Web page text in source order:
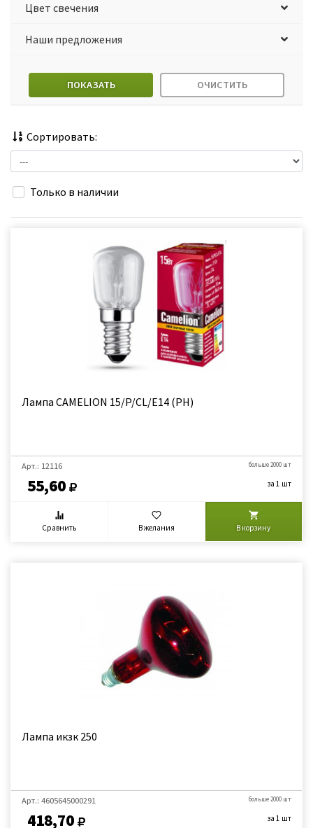
Цвет свечения
Наши предложения
ПОКАЗАТЬ ОЧИСТИТЬ
Сортировать:
Только в наличии
Лампа CAMELION 15/P/CL/E14 (РН)
Арт.: 12116
55,60
больше 2000 шт
за 1 шт
Сравнить В желания В корзину
Лампа икзк 250
Арт.: 4605645000291
418,70
больше 2000 шт
за 1 шт